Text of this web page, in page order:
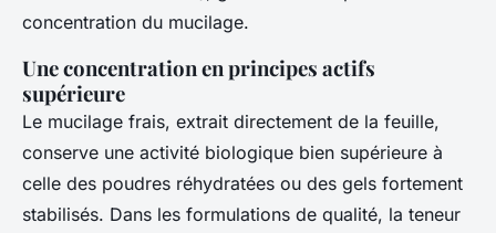
concentration du mucilage.
Une concentration en principes actifs
supérieure
Le mucilage frais, extrait directement de la feuille,
conserve une activité biologique bien supérieure à
celle des poudres réhydratées ou des gels fortement
stabilisés. Dans les formulations de qualité, la teneur